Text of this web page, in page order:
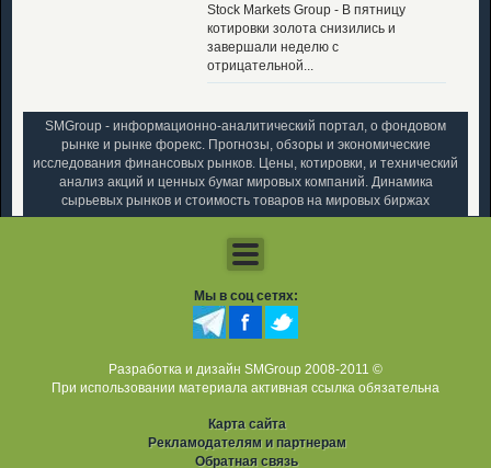
Stock Markets Group - В пятницу
котировки золота снизились и
завершали неделю с
отрицательной...
SMGroup - информационно-аналитический портал, о фондовом
рынке и рынке форекс. Прогнозы, обзоры и экономические
исследования финансовых рынков. Цены, котировки, и технический
анализ акций и ценных бумаг мировых компаний. Динамика
сырьевых рынков и стоимость товаров на мировых биржах
Мы в соц сетях:
Разработка и дизайн SMGroup 2008-2011 ©
При использовании материала активная ссылка обязательна
Карта сайта
Рекламодателям и партнерам
Обратная связь